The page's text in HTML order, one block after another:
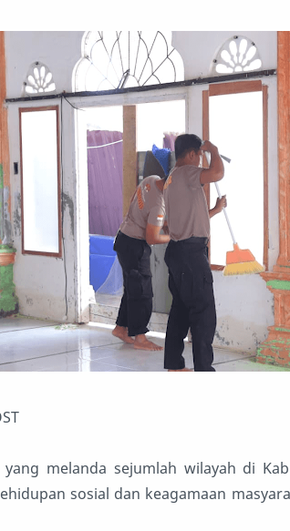
yang melanda sejumlah wilayah di
sosial dan keagamaan